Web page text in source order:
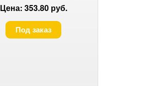
Цена: 353.80 руб.
Под заказ